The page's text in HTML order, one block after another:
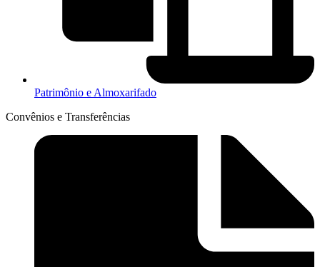
Patrimônio e Almoxarifado
Convênios e Transferências